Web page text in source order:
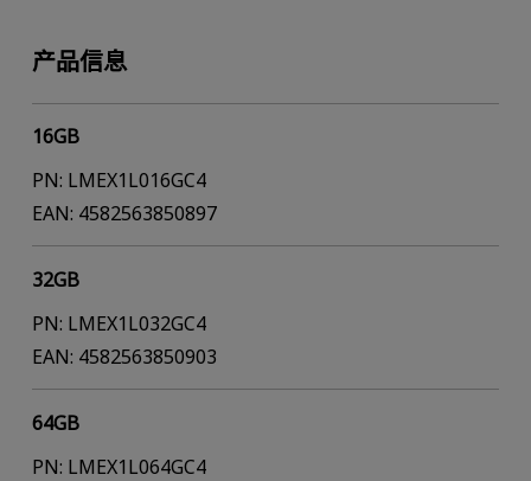
产品信息
16GB
PN: LMEX1L016GC4
EAN: 4582563850897
32GB
PN: LMEX1L032GC4
EAN: 4582563850903
64GB
PN: LMEX1L064GC4